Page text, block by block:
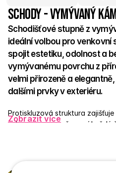
Schody - Vymývaný
Schodišťové stupně z
ideální volbou pro venkovní
spojit estetiku, odolnost a
vymývanému povrchu z
velmi přirozeně a
dalšími prvky v exteriéru.
Protiskluzová struktura
nebo v mrazu, což ocení každý
Zobrazit více